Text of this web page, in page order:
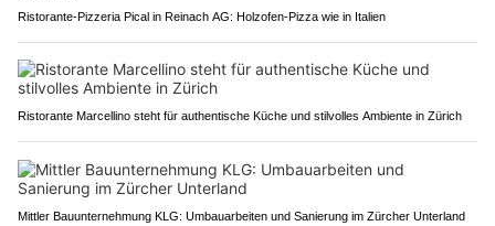
Ristorante-Pizzeria Pical in Reinach AG: Holzofen-Pizza wie in Italien
Ristorante Marcellino steht für authentische Küche und stilvolles Ambiente in Zürich
Mittler Bauunternehmung KLG: Umbauarbeiten und Sanierung im Zürcher Unterland